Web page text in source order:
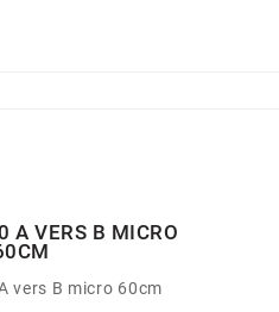
A VERS B MICRO
vers B micro 60cm